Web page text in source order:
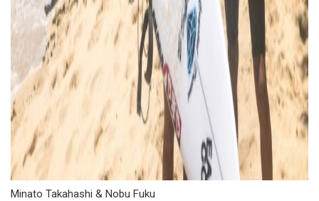
Minato Takahashi & Nobu Fuku